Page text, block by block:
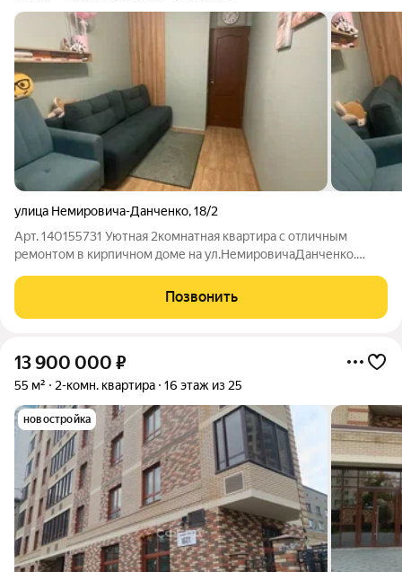
улица Немировича-Данченко,18/2
Арт. 140155731 Уютная 2комнатная квартира с отличным
ремонтом в кирпичном доме на ул.НемировичаДанченко.
продуманным ремонтом и готовыми документами прямая
продажа. Отличный вариант для семьи
Позвонить
13 900 000 ₽
55 м² 2-комн. квартира 16 этаж из 25
новостройка